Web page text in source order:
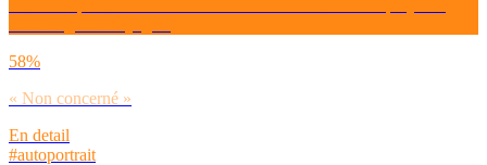
58%
« Non concerné »
En detail
#autoportrait